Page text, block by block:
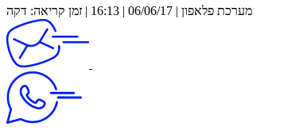
מערכת פלאפון | 06/06/17 | 16:13 | זמן קריאה: דקה